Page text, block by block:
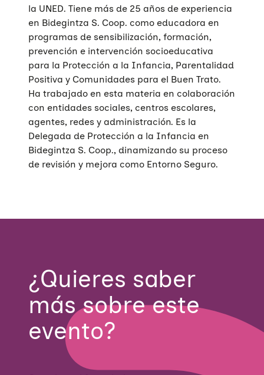
la UNED. Tiene más de 25 años de experiencia
en Bidegintza S. Coop. como educadora en
programas de sensibilización, formación,
prevención e intervención socioeducativa
para la Protección a la Infancia, Parentalidad
Positiva y Comunidades para el Buen Trato.
Ha trabajado en esta materia en colaboración
con entidades sociales, centros escolares,
agentes, redes y administración. Es la
Delegada de Protección a la Infancia en
Bidegintza S. Coop., dinamizando su proceso
de revisión y mejora como Entorno Seguro.
¿Quieres saber
más sobre este
evento?